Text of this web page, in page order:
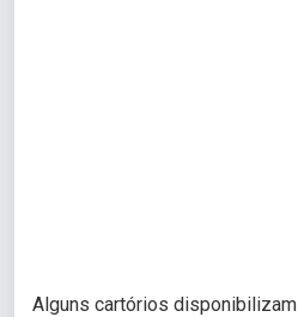
Alguns cartórios disponibilizam